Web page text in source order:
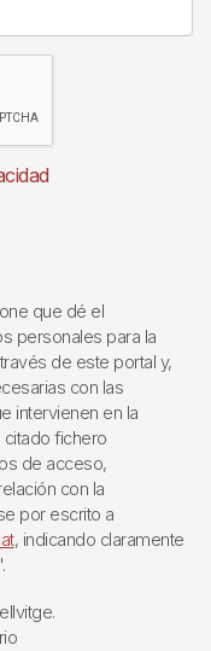
que dé el
personales para la
de este portal y,
con las
intervienen en la
citado fichero
de acceso,
con la
por escrito a
, indicando claramente